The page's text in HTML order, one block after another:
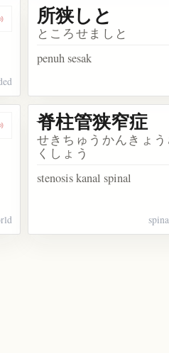
kosakata 所狭い
所狭しと
ところせましと
penuh sesak
kosakata 世間は広いよ
脊柱管狭窄症
せきちゅうかんきょう
くしょう
stenosis kanal spinal